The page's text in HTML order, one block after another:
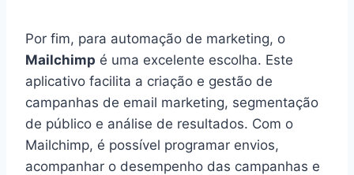
Por fim, para automação de marketing, o
Mailchimp é uma excelente escolha. Este
aplicativo facilita a criação e gestão de
campanhas de email marketing, segmentação
de público e análise de resultados. Com o
Mailchimp, é possível programar envios,
acompanhar o desempenho das campanhas e